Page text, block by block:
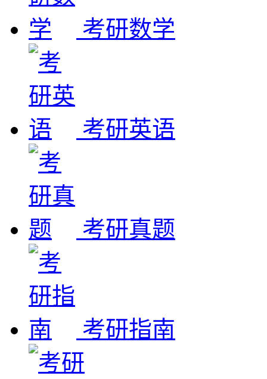
考研数学
考研英语
考研真题
考研指南